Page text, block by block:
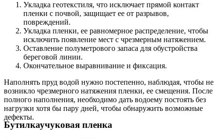
Укладка геотекстиля, что исключает прямой контакт
пленки с почвой, защищает ее от разрывов,
повреждений.
Укладка пленки, ее равномерное распределение, чтобы
исключить появление мест с чрезмерным натяжением.
Оставление полуметрового запаса для обустройства
береговой линии.
Окончательное выравнивание и фиксация.
Наполнять пруд водой нужно постепенно, наблюдая, чтобы не
возникло чрезмерного натяжения пленки, ее смещения. После
полного наполнения, необходимо дать водоему постоять без
нагрузки хотя бы пару дней, чтобы обнаружить возможные
дефекты.
Бутилкаучуковая пленка